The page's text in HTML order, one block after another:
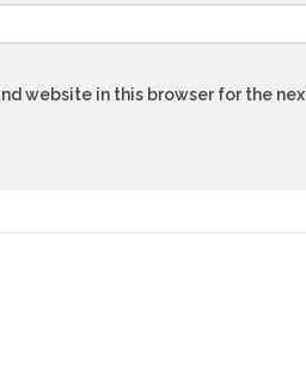
website in this browser for the